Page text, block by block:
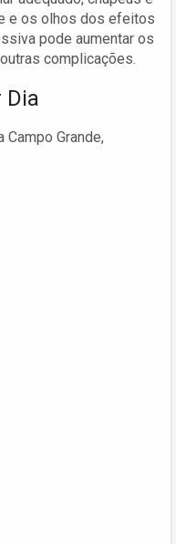
e os olhos dos efeitos
pode aumentar os
complicações.
Dia
Grande,